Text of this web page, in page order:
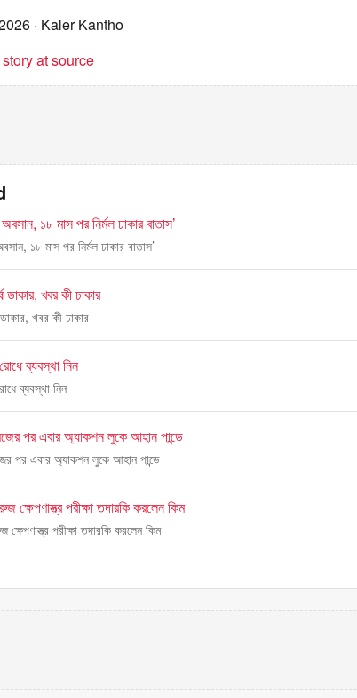
· Kaler Kantho
at source
১৮ মাস পর নির্মল ঢাকার বাতাস’
১৮ মাস পর নির্মল ঢাকার বাতাস’
ডাকার, খবর কী ঢাকার
ডাকার, খবর কী ঢাকার
ব্যবস্থা নিন
ব্যবস্থা নিন
পর এবার অ্যাকশন লুকে আহান পান্ডে
পর এবার অ্যাকশন লুকে আহান পান্ডে
ক্ষেপণাস্ত্র পরীক্ষা তদারকি করলেন কিম
ক্ষেপণাস্ত্র পরীক্ষা তদারকি করলেন কিম